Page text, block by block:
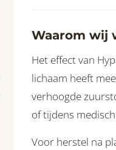
Waarom wij
Het effect van
lichaam heeft
verhoogde
of tijdens
Voor herstel na